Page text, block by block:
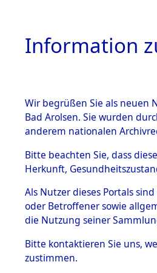
BESTÄNDE
Inhaftierungsdoku
mente
1.2.9 Beim ITS
verwahrte
1.2.9.1
Effekten aus
Information
Wir begrüßen Sie als neuen
Bad Arolsen. Sie wurden
anderem nationalen
Bitte beachten Sie, dass
Herkunft,
Als Nutzer dieses Portals
oder Betroffener sowie
die Nutzung seiner
Bitte kontaktieren Sie uns,
zustimmen.